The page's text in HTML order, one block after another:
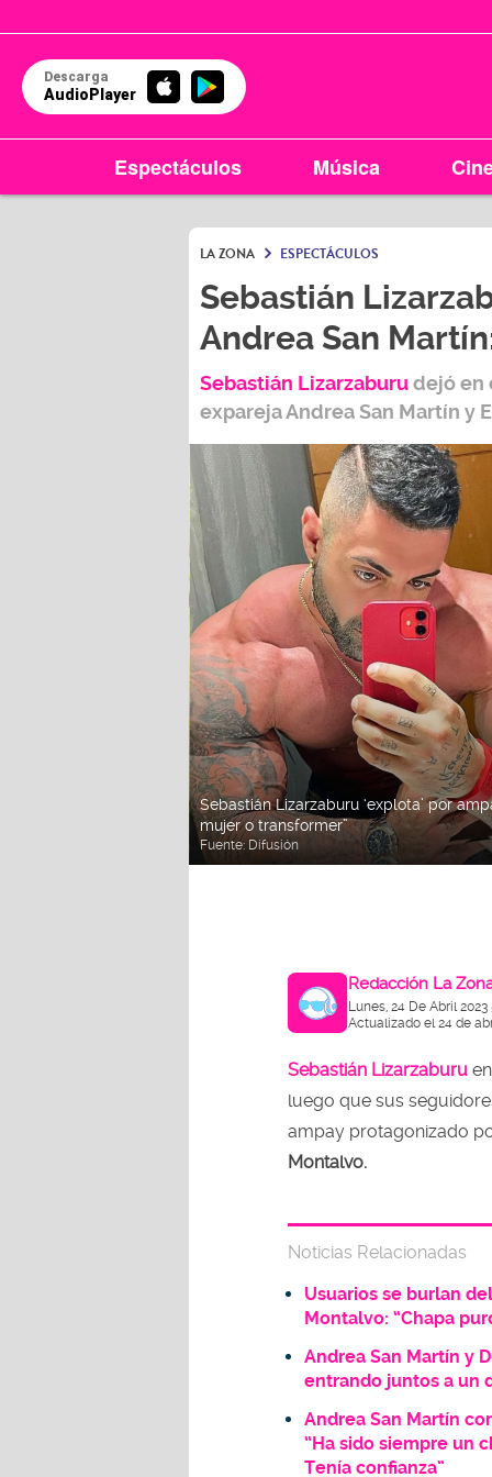
Descarga
AudioPlayer
Espectáculos Música
LA ZONA ESPECTÁCULOS
Sebastián
Andrea San
Sebastián Lizarzaburudejó en
exparejaAndrea San Martín y
Sebastián Lizarzaburu ‘explota’ por
mujer o transformer”
Fuente: Difusión
Redacción La
Lunes, 24 De Abril 2023
Actualizado el 24 de
Sebastián Lizarzaburu
luego que sus
ampay protagonizado
Montalvo.
Noticias Relacionadas
Usuarios se burlan
Montalvo: “Chapa
Andrea San Martín y
entrando juntos a un
Andrea San Martín
“Ha sido siempre un
Tenía confianza”